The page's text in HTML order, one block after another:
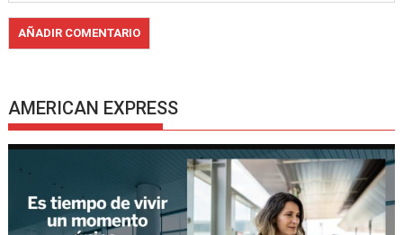
AMERICAN EXPRESS